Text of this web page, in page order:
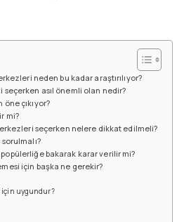
neden bu kadar araştırılıyor?
asıl önemli olan nedir?
çıkıyor?
mi?
seçerken nelere dikkat edilmeli?
bakarak karar verilir mi?
için başka ne gerekir?
için uygundur?